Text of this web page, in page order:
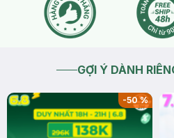
GỢI Ý DÀNH
-50%